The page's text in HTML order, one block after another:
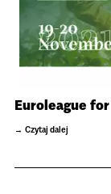
Euroleague
Czytaj dalej